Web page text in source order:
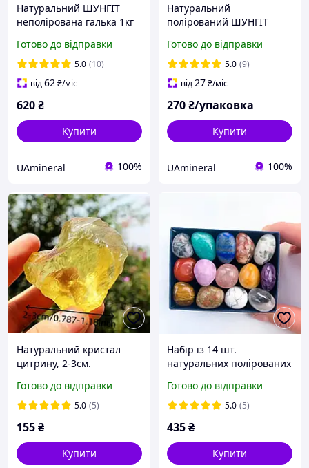
Натуральний ШУНГІТ
неполірована галька 1кг
Готово до відправки
5.0 (10)
від62₴/міс
620₴
Купити
UAmineral 100%
Натуральний
полірований ШУНГІТ
Карелія
Готово до відправки
5.0 (9)
від27₴/міс
270₴/упаковка
Купити
UAmineral 100%
Натуральний кристал
цитрину, 2-3см.
цитрину. камінь для
балансування чакр і
Готово до відправки
5.0 (5)
155₴
Купити
Набір із 14 шт.
натуральних полірованих
мінералів та каміння
чакри в коробці.
Готово до відправки
5.0 (5)
435₴
Купити